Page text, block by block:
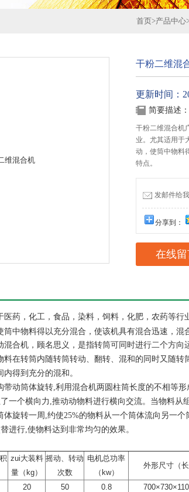
首页>产品中心
干粉二维混
更新时间：
简要描述：
干粉二维混合机
业。尤其适用于
动，使筒中物料
特点。
发邮件给
分享到：
在线
医药，化工，食品，染料，饲料，化肥，农药等
中物料得以充分混合，使该机具有混合迅速，混
混合机，顾名思义，是指转筒可同时进行二个方
料在转筒内随转筒转动、翻转、混和的同时又随
得到充分的混和。
动筒体旋转,利用混合机两圆柱筒长度的不相等
一个横向力,推动动物料进行横向交流。当物料从
体旋转一周,约使25%的物料从一个筒体流向另一
进行,使物料达到非常均匀的效果。
zui大装料
量（kg）
摇动、转动
次数
电机总功率
（kw）
外形尺寸（长
20 50 0.8